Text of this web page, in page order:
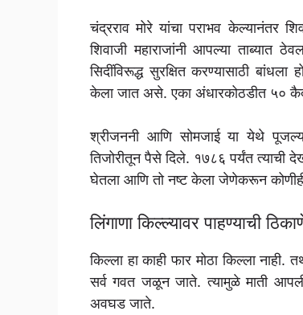
चंद्रराव मोरे यांचा पराभव केल्यानंतर
शिवाजी महाराजांनी आपल्या ताब्यात
सिदींविरूद्ध सुरक्षित करण्यासाठी बांधला
केला जात असे. एका अंधारकोठडीत ५०
श्रीजननी आणि सोमजाई या येथे पूजल्या
तिजोरीतून पैसे दिले. १७८६ पर्यंत त्याची
घेतला आणि तो नष्ट केला जेणेकरून
लिंगाणा किल्ल्यावर पाहण्याची
किल्ला हा काही फार मोठा किल्ला
सर्व गवत जळून जाते. त्यामुळे माती
अवघड जाते.